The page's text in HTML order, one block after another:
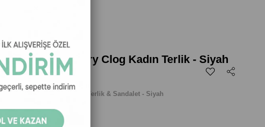
Mellow Recovery Clog Kadın Terlik - Siyah
Recovery Clog Terlik & Sandalet - Siyah